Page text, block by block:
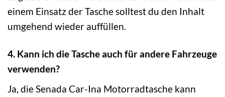
einem Einsatz der Tasche solltest du den Inhalt
umgehend wieder auffüllen.
4. Kann ich die Tasche auch für andere Fahrzeuge
verwenden?
Ja, die Senada Car-Ina Motorradtasche kann